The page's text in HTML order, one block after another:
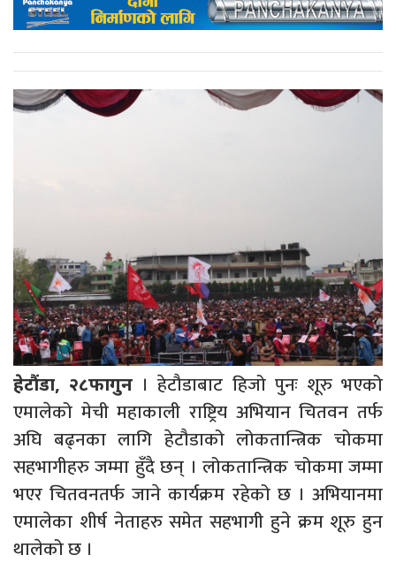
हेटौंडा, २८फागुन । हेटौडाबाट हिजो पुनः शूरु भएको
एमालेको मेची महाकाली राष्ट्रिय अभियान चितवन तर्फ
अघि बढ्नका लागि हेटौडाको लोकतान्त्रिक चोकमा
सहभागीहरु जम्मा हुँदै छन् । लोकतान्त्रिक चोकमा जम्मा
भएर चितवनतर्फ जाने कार्यक्रम रहेको छ । अभियानमा
एमालेका शीर्ष नेताहरु समेत सहभागी हुने क्रम शूरु हुन
थालेको छ ।